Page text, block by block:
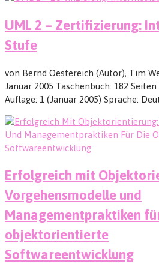
UML 2 – Zertifizierung:
Stufe
von Bernd Oestereich (Autor), Tim
Januar 2005 Taschenbuch: 182
Auflage: 1 (Januar 2005) Sprache:
Erfolgreich mit
Vorgehensmodelle und
Managementpraktiken
objektorientierte
Softwareentwicklung